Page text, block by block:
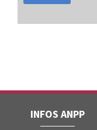
INFOS ANPP